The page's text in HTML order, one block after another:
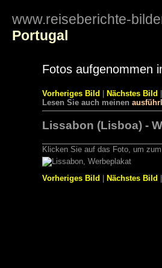
www.reiseberichte-
Portugal
Fotos aufgenommen
Vorheriges Bild | Nächstes Bild |
Lesen Sie auch meinen
Lissabon (Lisboa) -
Klicken Sie auf das Foto, um
Vorheriges Bild Nächstes Bild